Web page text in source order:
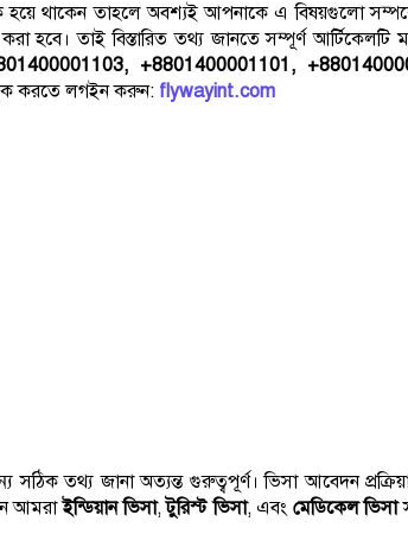
থাকেন তাহলে অবশ্যই আপনাকে এ বিষয়গুলো
হবে। তাই বিস্তারিত তথ্য জানতে সম্পূর্ণ আর্টিকেলটি
+8801400001101,
বুক করতে লগইন করুন: flywayint.com
তথ্য জানা অত্যন্ত গুরুত্বপূর্ণ। ভিসা আবেদন
আমরাইন্ডিয়ান ভিসা,টুরিস্ট ভিসা, এবং মেডিকেল ভিসা